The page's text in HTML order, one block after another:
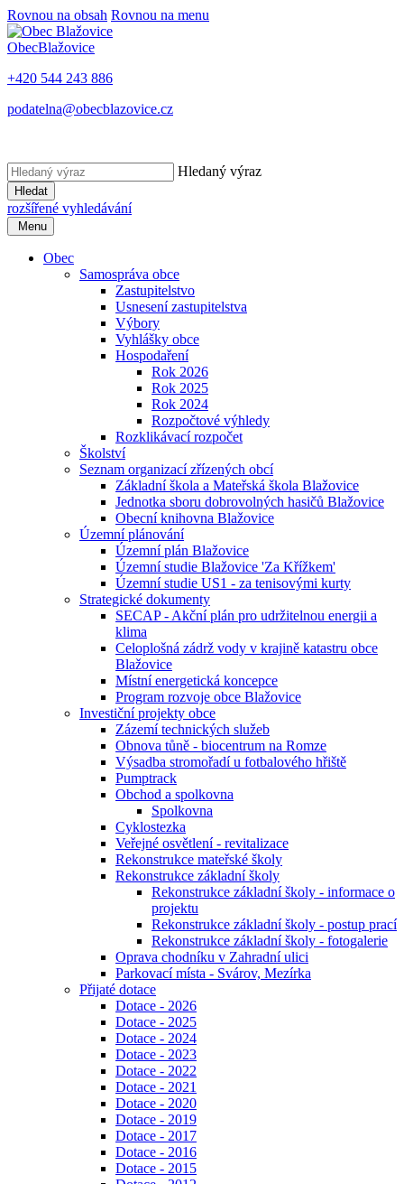
Rovnou na obsah Rovnou na menu
ObecBlažovice
+420 544 243 886
podatelna@obecblazovice.cz
Hledaný výraz
Hledat
rozšířené vyhledávání
Menu
Obec
Samospráva obce
Zastupitelstvo
Usnesení zastupitelstva
Výbory
Vyhlášky obce
Hospodaření
Rok 2026
Rok 2025
Rok 2024
Rozpočtové výhledy
Rozklikávací rozpočet
Školství
Seznam organizací zřízených obcí
Základní škola a Mateřská škola Blažovice
Jednotka sboru dobrovolných hasičů Blažovice
Obecní knihovna Blažovice
Územní plánování
Územní plán Blažovice
Územní studie Blažovice 'Za Křížkem'
Územní studie US1 - za tenisovými kurty
Strategické dokumenty
SECAP - Akční plán pro udržitelnou energii a
klima
Celoplošná zádrž vody v krajině katastru obce
Blažovice
Místní energetická koncepce
Program rozvoje obce Blažovice
Investiční projekty obce
Zázemí technických služeb
Obnova tůně - biocentrum na Romze
Výsadba stromořadí u fotbalového hřiště
Pumptrack
Obchod a spolkovna
Spolkovna
Cyklostezka
Veřejné osvětlení - revitalizace
Rekonstrukce mateřské školy
Rekonstrukce základní školy
Rekonstrukce základní školy - informace o
projektu
Rekonstrukce základní školy - postup prací
Rekonstrukce základní školy - fotogalerie
Oprava chodníku v Zahradní ulici
Parkovací místa - Svárov, Mezírka
Přijaté dotace
Dotace - 2026
Dotace - 2025
Dotace - 2024
Dotace - 2023
Dotace - 2022
Dotace - 2021
Dotace - 2020
Dotace - 2019
Dotace - 2017
Dotace - 2016
Dotace - 2015